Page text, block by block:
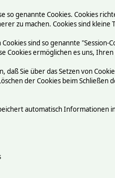
genannte Cookies. Cookies
zu machen. Cookies sind
sind so genannte
Cookies ermöglichen es uns,
daß Sie über das Setzen von
der Cookies beim
automatisch Informationen